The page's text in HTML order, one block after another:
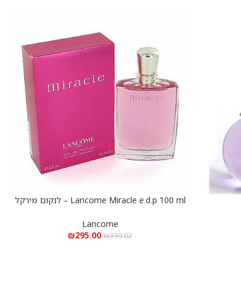
הוספה לסל
Lancome Miracle e.d.p 100 ml – לנקום מירקל
Lancome
₪399.02
₪295.00